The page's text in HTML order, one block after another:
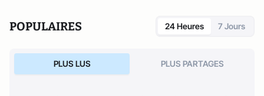
POPULAIRES 24 Heures 7 Jours
PLUS LUS PLUS PARTAGES